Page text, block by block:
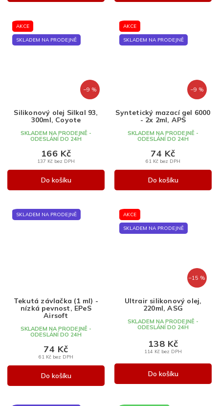
AKCE
SKLADEM NA PRODEJNĚ
–9 %
Silikonový olej Silkal 93,
300ml, Coyote
SKLADEM NA PRODEJNĚ -
ODESLÁNÍ DO 24H
137 Kč bez DPH
166 Kč
Do košíku
AKCE
SKLADEM NA PRODEJNĚ
–9 %
Syntetický mazací gel 6000
- 2x 2ml, APS
SKLADEM NA PRODEJNĚ -
ODESLÁNÍ DO 24H
61 Kč bez DPH
74 Kč
Do košíku
SKLADEM NA PRODEJNĚ
Tekutá závlačka (1 ml) -
nízká pevnost, EPeS
Airsoft
SKLADEM NA PRODEJNĚ -
ODESLÁNÍ DO 24H
61 Kč bez DPH
74 Kč
Do košíku
AKCE
SKLADEM NA PRODEJNĚ
–15 %
Ultrair silikonový olej,
220ml, ASG
SKLADEM NA PRODEJNĚ -
ODESLÁNÍ DO 24H
114 Kč bez DPH
138 Kč
Do košíku